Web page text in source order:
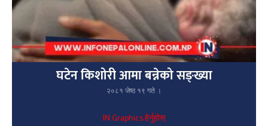
घटेन किशोरी आमा बन्नेको सङ्ख्या
२०८१ जेष्ठ १९ गते ।
IN Graphics हेर्नुहोस्